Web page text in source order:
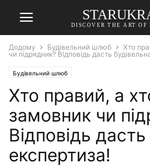
DISCOVER THE ART OF
Додому Будівельний шлюб
Хто
чи підрядник? Відповідь дасть
Будівельний шлюб
Хто правий, а
замовник чи
Відповідь
експертиза!